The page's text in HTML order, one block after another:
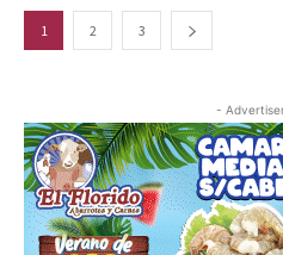
1 2 3
-